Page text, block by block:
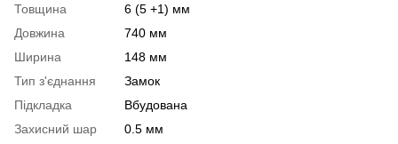
Товщина
6 (5 +1) мм
Довжина
740 мм
Ширина
148 мм
Тип з'єднання
Замок
Підкладка
Вбудована
Захисний шар
0.5 мм